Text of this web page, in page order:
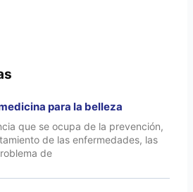
para la belleza
que se ocupa de la prevención,
de las enfermedades, las
de